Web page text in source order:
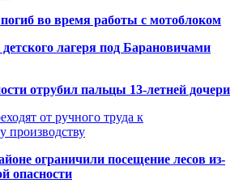
во время работы с мотоблоком
лагеря под Барановичами
отрубил пальцы 13-летней дочери
от ручного труда к
производству
ограничили посещение лесов из-
опасности